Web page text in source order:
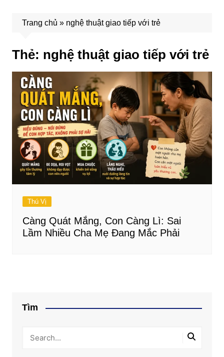
Trang chủ » nghệ thuật giao tiếp với trẻ
Thẻ: nghệ thuật giao tiếp với trẻ
Thú Vị
Càng Quát Mắng, Con Càng Lì: Sai
Lầm Nhiều Cha Mẹ Đang Mắc Phải
Tìm